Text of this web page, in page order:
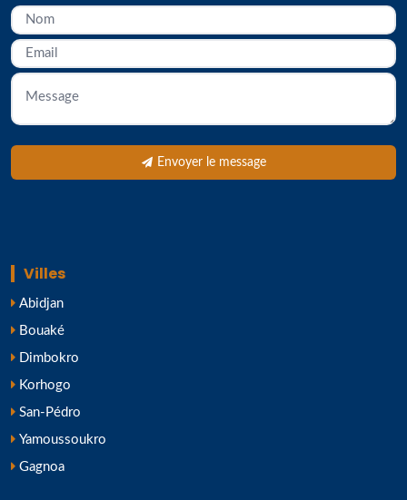
Envoyer le message
Villes
Abidjan
Bouaké
Dimbokro
Korhogo
San-Pédro
Yamoussoukro
Gagnoa